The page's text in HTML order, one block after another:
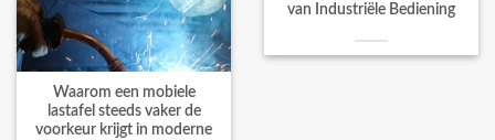
Waarom een mobiele
lastafel steeds vaker de
voorkeur krijgt in moderne
van Industriële Bediening